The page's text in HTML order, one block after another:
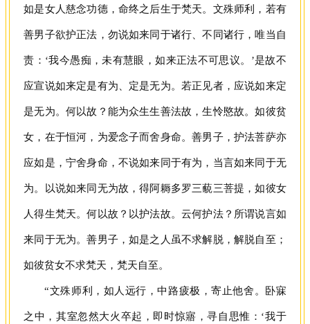
如是女人慈念功德，命终之后生于梵天。文殊师利，若有
善男子欲护正法，勿说如来同于诸行、不同诸行，唯当自
责：‘我今愚痴，未有慧眼，如来正法不可思议。’是故不
应宣说如来定是有为、定是无为。若正见者，应说如来定
是无为。何以故？能为众生生善法故，生怜愍故。如彼贫
女，在于恒河，为爱念子而舍身命。善男子，护法菩萨亦
应如是，宁舍身命，不说如来同于有为，当言如来同于无
为。以说如来同无为故，得阿耨多罗三藐三菩提，如彼女
人得生梵天。何以故？以护法故。云何护法？所谓说言如
来同于无为。善男子，如是之人虽不求解脱，解脱自至；
如彼贫女不求梵天，梵天自至。
“文殊师利，如人远行，中路疲极，寄止他舍。卧寐
之中，其室忽然大火卒起，即时惊寤，寻自思惟：‘我于